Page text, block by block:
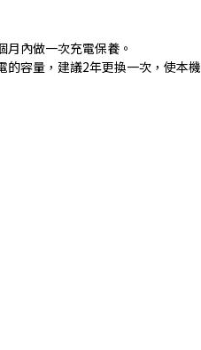
內做一次充電保養。
容量，建議2年更換一次，使本